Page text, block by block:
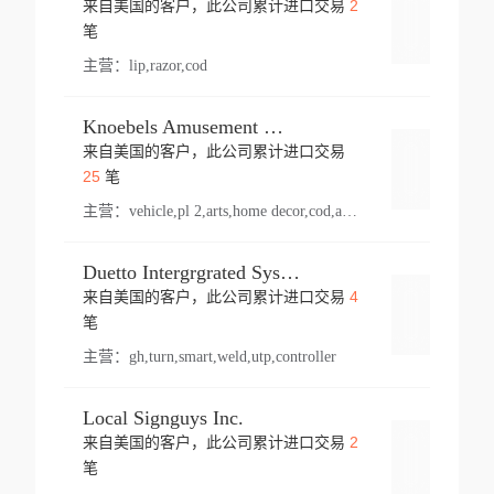
来自美国的客户，此公司累计进口交易 2
笔
主营： lip,razor,cod
Knoebels Amusement Resort
来自美国的客户，此公司累计进口交易
25笔
主营： vehicle,pl 2,arts,home decor,cod,amusement ride,sea
Duetto Intergrgrated Systems Inc.
来自美国的客户，此公司累计进口交易 4
笔
主营： gh,turn,smart,weld,utp,controller
Local Signguys Inc.
来自美国的客户，此公司累计进口交易 2
笔